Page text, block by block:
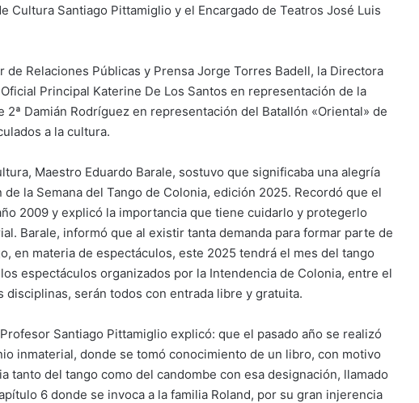
Cultura Santiago Pittamiglio y el Encargado de Teatros José Luis
Relaciones Públicas y Prensa Jorge Torres Badell, la Directora
Principal Katerine De Los Santos en representación de la
Damián Rodríguez en representación del Batallón «Oriental» de
a la cultura.
Maestro Eduardo Barale, sostuvo que significaba una alegría
la Semana del Tango de Colonia, edición 2025. Recordó que el
2009 y explicó la importancia que tiene cuidarlo y protegerlo
Barale, informó que al existir tanta demanda para formar parte de
en materia de espectáculos, este 2025 tendrá el mes del tango
espectáculos organizados por la Intendencia de Colonia, entre el
disciplinas, serán todos con entrada libre y gratuita.
Santiago Pittamiglio explicó: que el pasado año se realizó
inmaterial, donde se tomó conocimiento de un libro, con motivo
tanto del tango como del candombe con esa designación, llamado
6 donde se invoca a la familia Roland, por su gran injerencia